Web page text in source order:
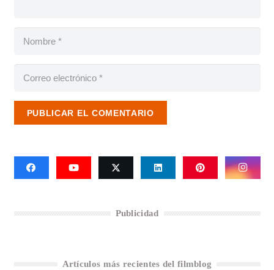
PUBLICAR EL COMENTARIO
Publicidad
Artículos más recientes del filmblog